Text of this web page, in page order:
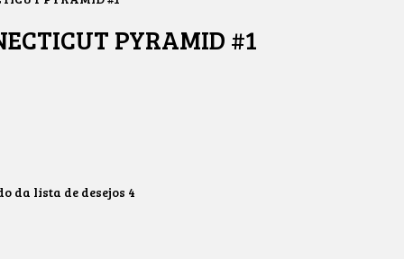
PYRAMID #1
da lista de desejos 4